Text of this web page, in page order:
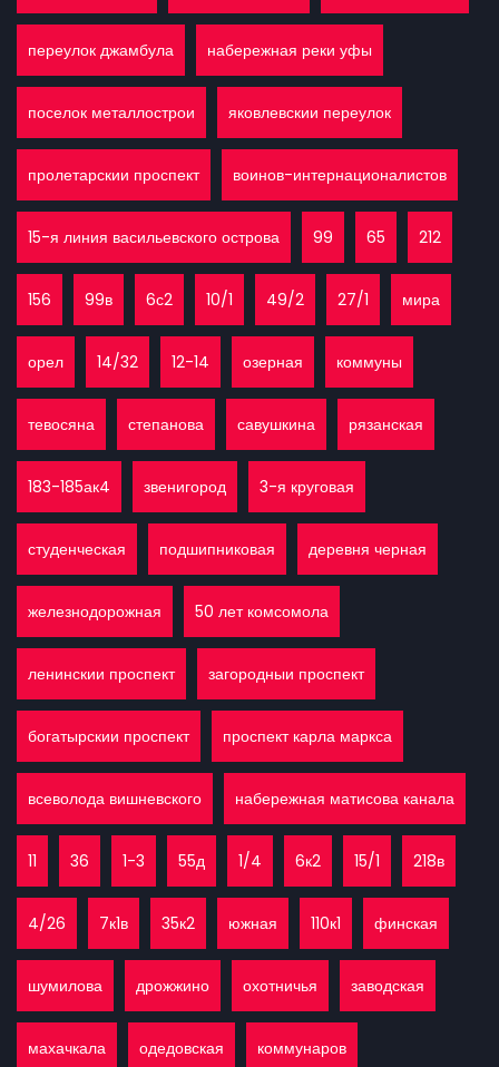
переулок джамбула набережная реки уфы
поселок металлострои яковлевскии переулок
пролетарскии проспект воинов-интернационалистов
15-я линия васильевского острова 99 65 212
156 99в 6с2 10/1 49/2 27/1 мира
орел 14/32 12-14 озерная коммуны
тевосяна степанова савушкина рязанская
183-185ак4 звенигород 3-я круговая
студенческая подшипниковая деревня черная
железнодорожная 50 лет комсомола
ленинскии проспект загородныи проспект
богатырскии проспект проспект карла маркса
всеволода вишневского набережная матисова канала
11 36 1-3 55д 1/4 6к2 15/1 218в
4/26 7к1в 35к2 южная 110к1 финская
шумилова дрожжино охотничья заводская
махачкала одедовская коммунаров